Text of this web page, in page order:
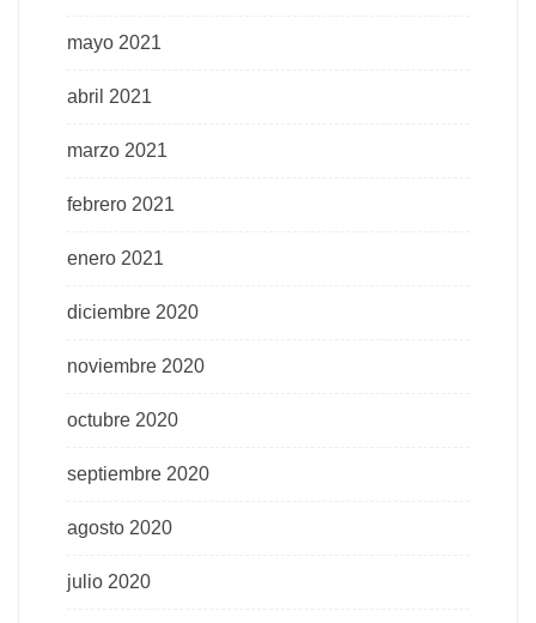
mayo 2021
abril 2021
marzo 2021
febrero 2021
enero 2021
diciembre 2020
noviembre 2020
octubre 2020
septiembre 2020
agosto 2020
julio 2020